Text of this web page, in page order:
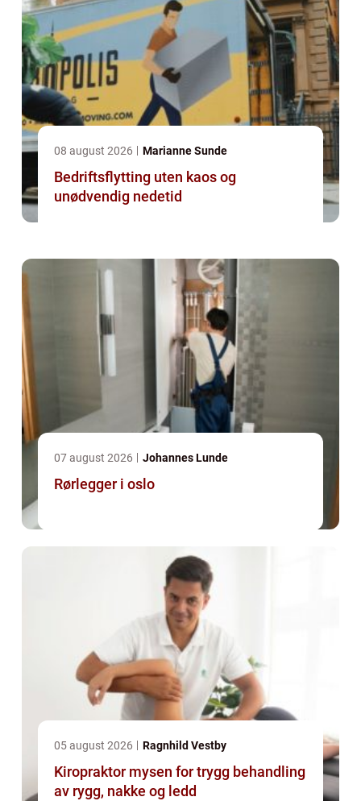
08 august 2026 Marianne Sunde
Bedriftsflytting uten kaos og
unødvendig nedetid
07 august 2026 Johannes Lunde
Rørlegger i oslo
05 august 2026 Ragnhild Vestby
Kiropraktor mysen for trygg behandling
av rygg, nakke og ledd